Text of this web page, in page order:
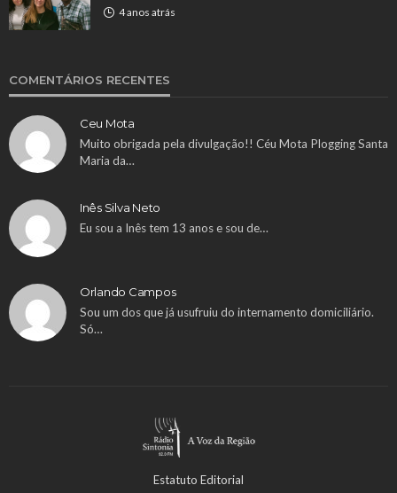
4 anos atrás
COMENTÁRIOS RECENTES
Ceu Mota
Muito obrigada pela divulgação!! Céu Mota Plogging Santa
Maria da…
Inês Silva Neto
Eu sou a Inês tem 13 anos e sou de…
Orlando Campos
Sou um dos que já usufruiu do internamento domiciliário.
Só…
Estatuto Editorial